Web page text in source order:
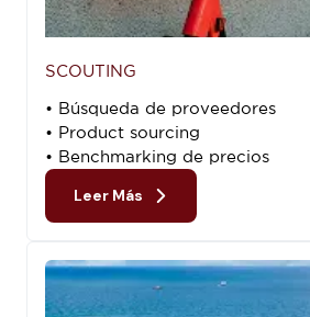
SCOUTING
• Búsqueda de proveedores
• Product sourcing
• Benchmarking de precios
Leer Más